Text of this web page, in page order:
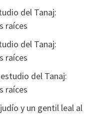
del Tanaj:
raíces
del Tanaj:
raíces
del Tanaj:
raíces
y un gentil leal al